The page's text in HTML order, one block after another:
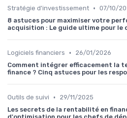
Stratégie d'investissement • 07/10/
8 astuces pour maximiser votre
acquisition : Le guide ultime pour le
Logiciels financiers •
26/01/2026
Comment intégrer efficacement la
finance ? Cinq astuces pour les
Outils de suivi •
29/11/2025
Les secrets de la rentabilité en